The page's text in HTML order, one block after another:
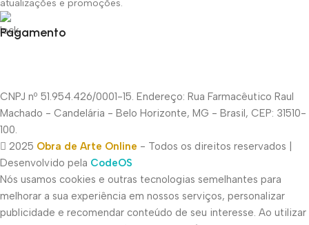
atualizações e promoções.
Pagamento
CNPJ nº 51.954.426/0001-15. Endereço: Rua Farmacêutico Raul
Machado - Candelária - Belo Horizonte, MG - Brasil, CEP: 31510-
100.
2025 Obra de Arte Online - Todos os direitos reservados |
Desenvolvido pela CodeOS
Nós usamos cookies e outras tecnologias semelhantes para
melhorar a sua experiência em nossos serviços, personalizar
publicidade e recomendar conteúdo de seu interesse. Ao utilizar